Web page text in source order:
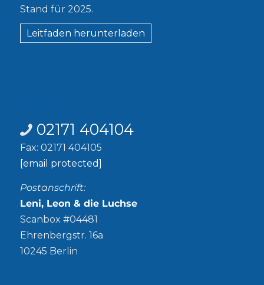
Stand für 2025.
Leitfaden herunterladen
02171 404104
Fax: 02171 404105
[email protected]
Postanschrift:
Leni, Leon & die Luchse
Scanbox #04481
Ehrenbergstr. 16a
10245 Berlin